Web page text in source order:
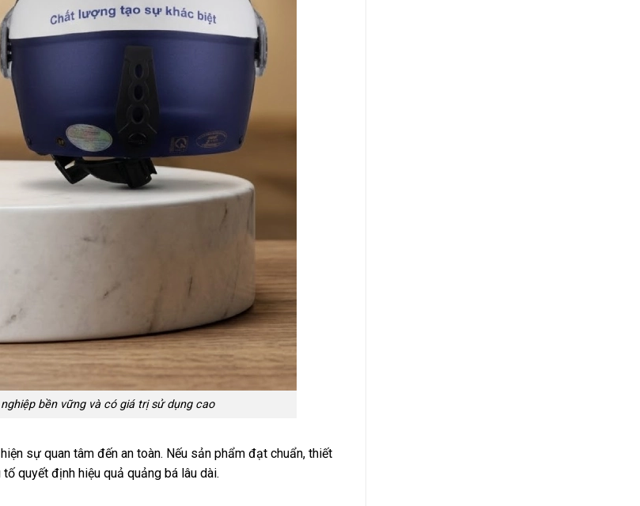
bền vững và có giá trị sử dụng cao
sự quan tâm đến an toàn. Nếu sản phẩm đạt chuẩn, thiết
quyết định hiệu quả quảng bá lâu dài.